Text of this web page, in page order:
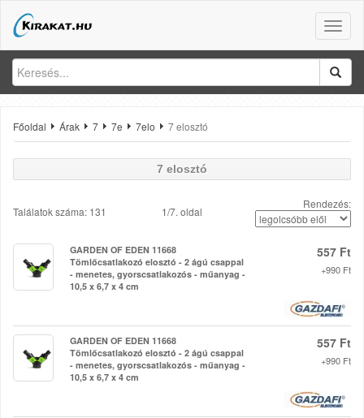
Toggle
Főoldal Árak 7 7e 7elo 7 elosztó
7 elosztó
Találatok száma: 131 1/7. oldal
Rendezés:
GARDEN OF EDEN 11668
Tömlőcsatlakozó elosztó - 2 ágú csappal
- menetes, gyorscsatlakozós - műanyag -
10,5 x 6,7 x 4 cm
557 Ft
+990 Ft
GARDEN OF EDEN 11668
Tömlőcsatlakozó elosztó - 2 ágú csappal
- menetes, gyorscsatlakozós - műanyag -
10,5 x 6,7 x 4 cm
557 Ft
+990 Ft